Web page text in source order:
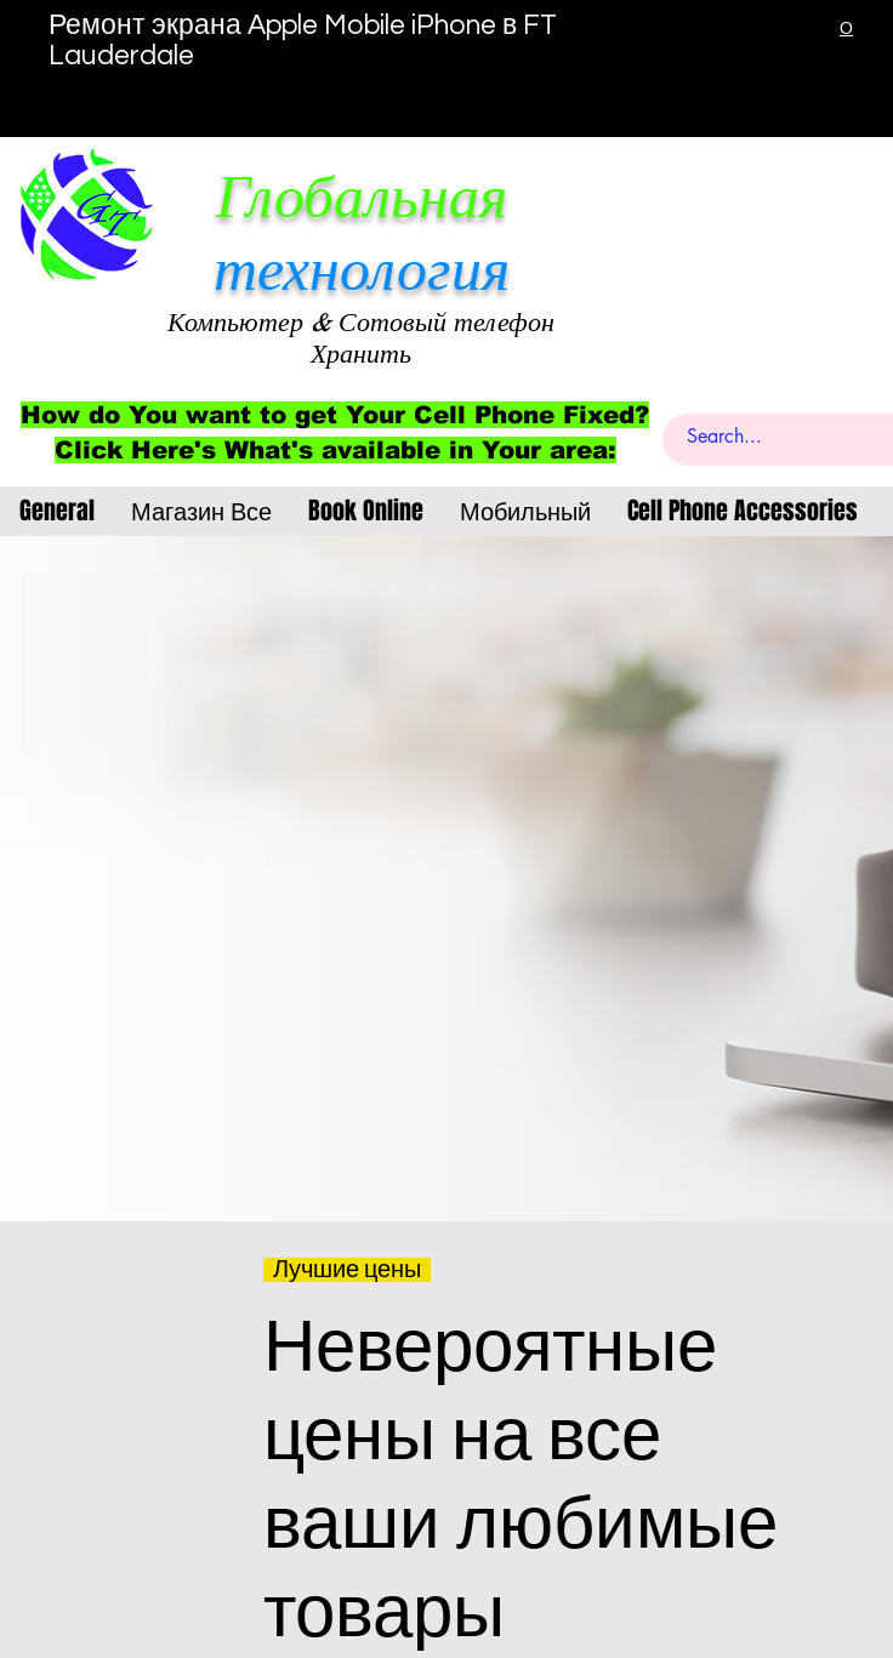
Ремонт экрана Apple Mobile iPhone в FT
Lauderdale
О
Глобальная
технология
Компьютер & Сотовый телефон
Хранить
How do You want to get Your Cell Phone Fixed?
Click Here's What's available in Your area:
General Магазин Все Book Online Мобильный Cell Phone Accessories
Лучшие цены
Невероятные
цены на все
ваши любимые
товары